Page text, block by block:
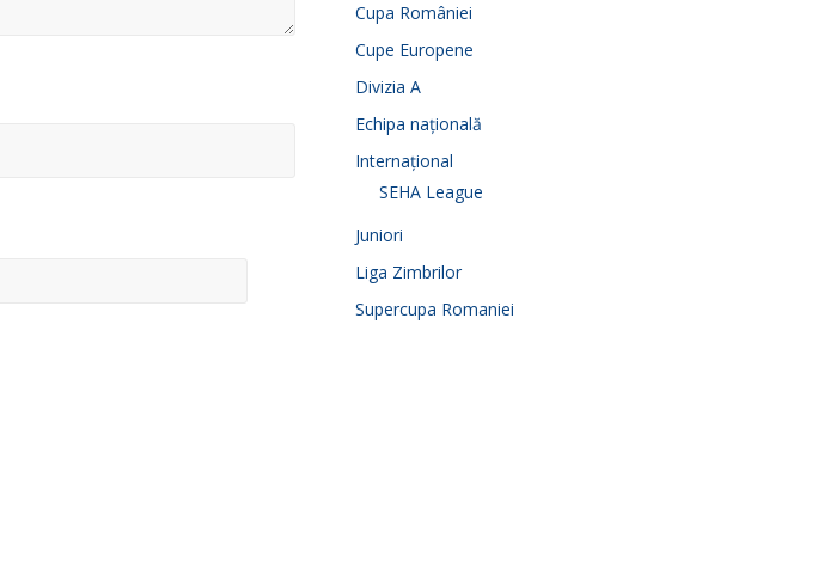
Cupa României
Cupe Europene
Divizia A
Echipa națională
Internațional
SEHA League
Juniori
Liga Zimbrilor
Supercupa Romaniei